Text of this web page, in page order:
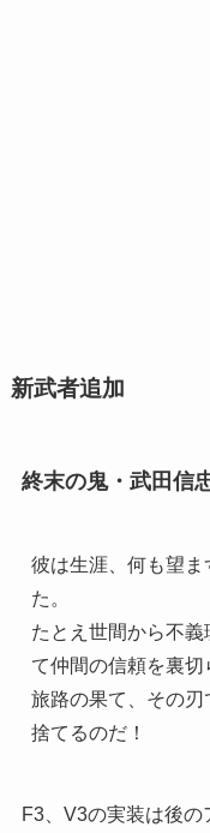
新武者追加
終末の鬼・武田信
彼は生涯、何も望
た。
たとえ世間から不
て仲間の信頼を裏切
旅路の果て、その刃
捨てるのだ！
F3、V3の実装は後の